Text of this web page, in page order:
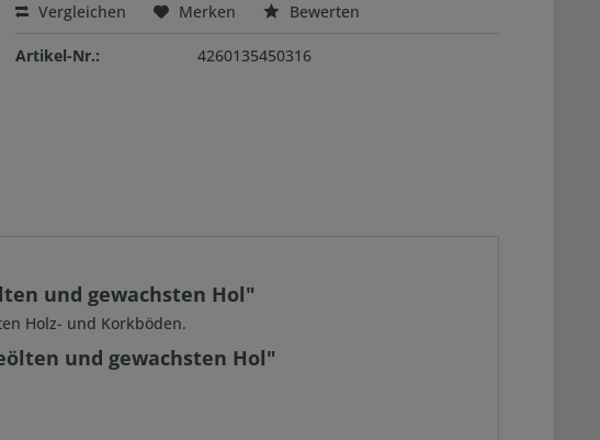
Vergleichen Merken Bewerten
Artikel-Nr.: 4260135450316
und gewachsten Hol"
Holz- und Korkböden.
und gewachsten Hol"